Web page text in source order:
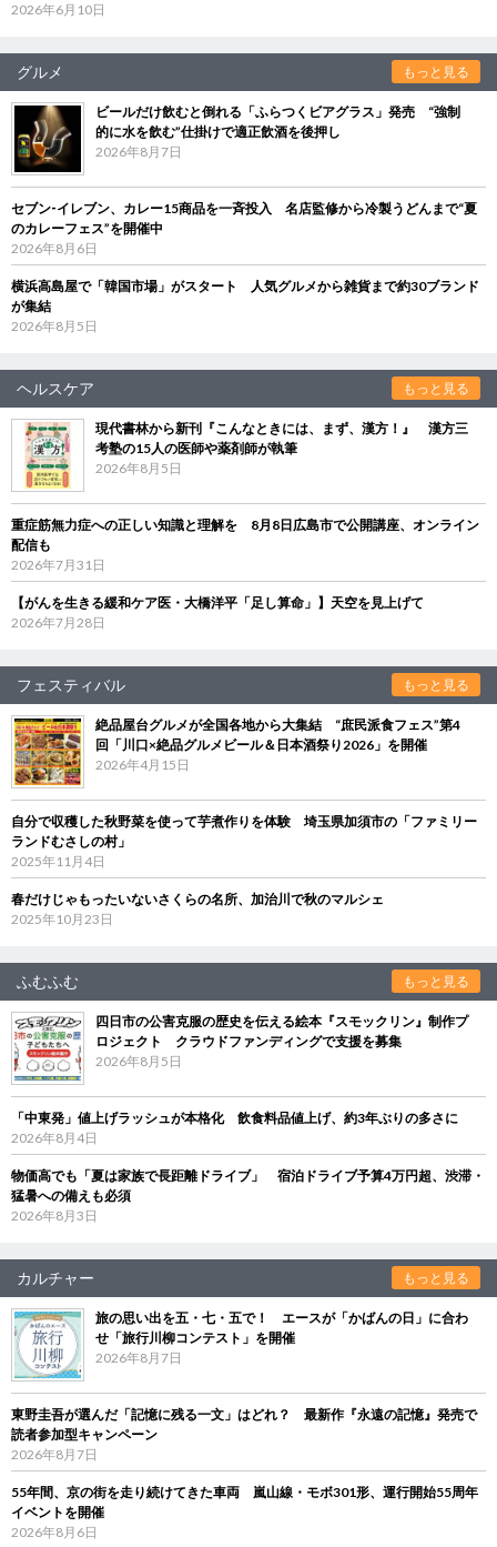
2026年6月10日
グルメ もっと見る
ビールだけ飲むと倒れる「ふらつくビアグラス」発売 “強制
的に水を飲む”仕掛けで適正飲酒を後押し
2026年8月7日
セブン‐イレブン、カレー15商品を一斉投入 名店監修から冷製うどんまで“夏
のカレーフェス”を開催中
2026年8月6日
横浜高島屋で「韓国市場」がスタート 人気グルメから雑貨まで約30ブランド
が集結
2026年8月5日
ヘルスケア もっと見る
現代書林から新刊『こんなときには、まず、漢方！』 漢方三
考塾の15人の医師や薬剤師が執筆
2026年8月5日
重症筋無力症への正しい知識と理解を 8月8日広島市で公開講座、オンライン
配信も
2026年7月31日
【がんを生きる緩和ケア医・大橋洋平「足し算命」】天空を見上げて
2026年7月28日
フェスティバル もっと見る
絶品屋台グルメが全国各地から大集結 “庶民派食フェス”第4
回「川口×絶品グルメビール＆日本酒祭り2026」を開催
2026年4月15日
自分で収穫した秋野菜を使って芋煮作りを体験 埼玉県加須市の「ファミリー
ランドむさしの村」
2025年11月4日
春だけじゃもったいないさくらの名所、加治川で秋のマルシェ
2025年10月23日
ふむふむ もっと見る
四日市の公害克服の歴史を伝える絵本『スモックリン』制作プ
ロジェクト クラウドファンディングで支援を募集
2026年8月5日
「中東発」値上げラッシュが本格化 飲食料品値上げ、約3年ぶりの多さに
2026年8月4日
物価高でも「夏は家族で長距離ドライブ」 宿泊ドライブ予算4万円超、渋滞・
猛暑への備えも必須
2026年8月3日
カルチャー もっと見る
旅の思い出を五・七・五で！ エースが「かばんの日」に合わ
せ「旅行川柳コンテスト」を開催
2026年8月7日
東野圭吾が選んだ「記憶に残る一文」はどれ？ 最新作『永遠の記憶』発売で
読者参加型キャンペーン
2026年8月7日
55年間、京の街を走り続けてきた車両 嵐山線・モボ301形、運行開始55周年
イベントを開催
2026年8月6日